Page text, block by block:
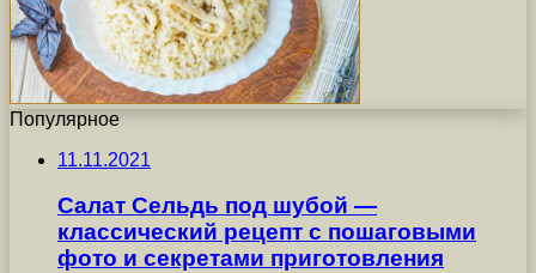
Популярное
11.11.2021
Салат Сельдь под шубой —
классический рецепт с пошаговыми
фото и секретами приготовления